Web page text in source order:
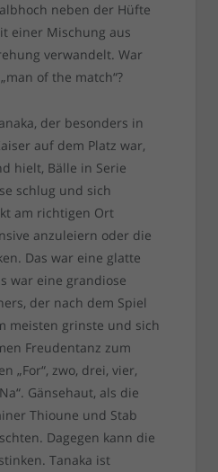
neben der Hüfte
einer Mischung aus
verwandelt. War
of the match“?
der besonders in
auf dem Platz war,
hielt, Bälle in Serie
schlug und sich
am richtigen Ort
anzuleiern oder die
Das war eine glatte
war eine grandiose
der nach dem Spiel
meisten grinste und sich
Freudentanz zum
„For“, zwo, drei, vier,
Gänsehaut, als die
Thioune und Stab
Dagegen kann die
Tanaka ist